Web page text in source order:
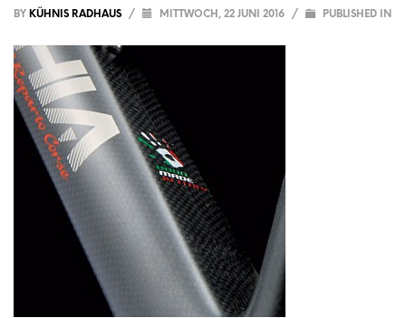
BY KÜHNIS RADHAUS / MITTWOCH, 22 JUNI 2016 / PUBLISHED IN